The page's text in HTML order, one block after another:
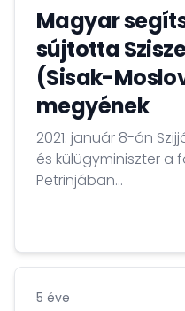
Magyar
sújtotta
(Sisak-
megyének
2021. január 8-án
és külügyminiszter a
Petrinjában...
5 éve